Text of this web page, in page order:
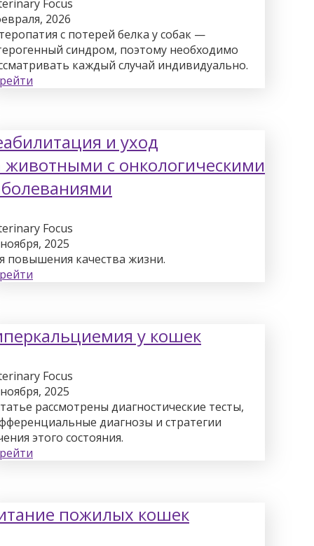
Focus
2026
с потерей белка у собак —
синдром, поэтому необходимо
каждый случай индивидуально.
и уход
животными с онкологическими
Focus
2025
повышения качества жизни.
у кошек
Focus
2025
рассмотрены диагностические тесты,
диагнозы и стратегии
этого состояния.
пожилых кошек